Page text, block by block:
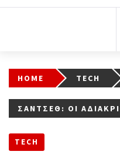
HOME TECH
ΣΆΝΤΣΕΘ: ΟΙ
TECH